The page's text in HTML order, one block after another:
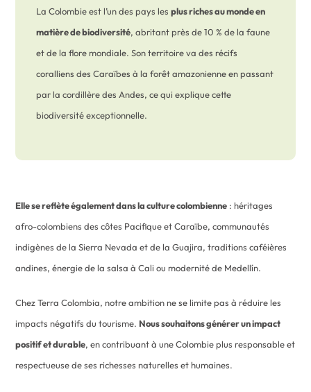
La Colombie est l’un des pays lesplus riches au monde en
matière de biodiversité, abritant près de 10 % de la faune
et de la flore mondiale. Son territoire va des récifs
coralliens des Caraïbes à la forêt amazonienne en passant
par la cordillère des Andes, ce qui explique cette
biodiversité exceptionnelle.
Elle se reflète également dans la culture colombienne : héritages
afro-colombiens des côtes Pacifique et Caraïbe, communautés
indigènes de la Sierra Nevada et de la Guajira, traditions caféières
andines, énergie de la salsa à Cali ou modernité de Medellín.
Chez Terra Colombia, notre ambition ne se limite pas à réduire les
impacts négatifs du tourisme. Nous souhaitons générer un impact
positif et durable, en contribuant à une Colombie plus responsable et
respectueuse de ses richesses naturelles et humaines.